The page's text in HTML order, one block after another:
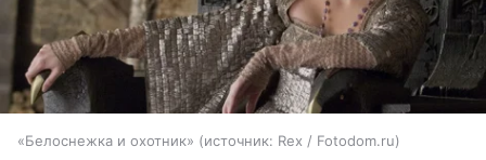
«Белоснежка и охотник» источник: Rex / Fotodom.ru